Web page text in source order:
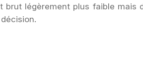
légèrement plus faible mais